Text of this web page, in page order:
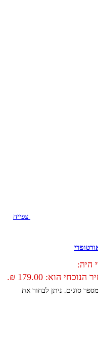
צפייה
היה:
הוא: 179.00 ₪.
סוגים. ניתן לבחור את